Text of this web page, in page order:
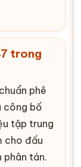
trong
phê
công bố
tập trung
cho đấu
phân tán.